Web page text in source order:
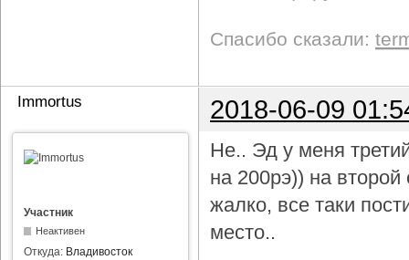
Спасибо сказали:
Immortus 2018-06-09
Участник
Неактивен
Откуда: Владивосток
Не.. Эд у меня
на 200рэ)) на
жалко, все таки
место..